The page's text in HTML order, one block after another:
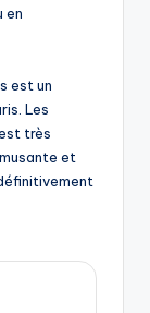
en
est un
Les
très
et